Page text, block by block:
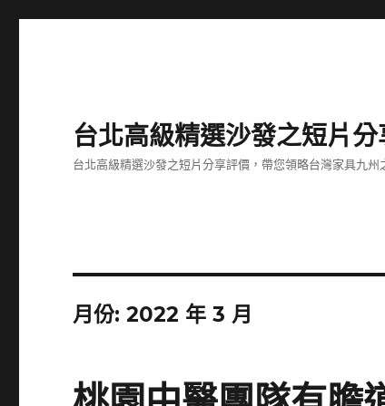
台北高級精選沙發之短片
台北高級精選沙發之短片分享評價，帶您領略台灣家具九
月份:2022 年 3 月